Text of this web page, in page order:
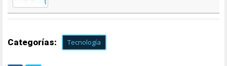
Categorías: Tecnología